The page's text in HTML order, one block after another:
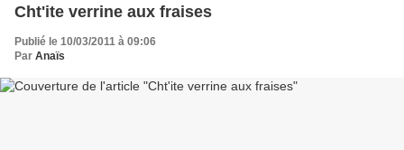
Cht'ite verrine aux fraises
Publié le 10/03/2011 à 09:06
Par Anaïs